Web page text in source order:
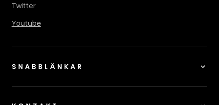
Twitter
Youtube
SNABBLÄNKAR